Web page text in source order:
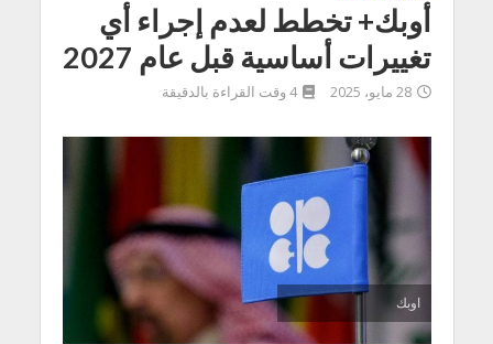
أوبك+ تخطط لعدم إجراء أي
تغييرات أساسية قبل عام 2027
28 مايو، 2025 4 وقت القراءة بالدقيقة
اوبك